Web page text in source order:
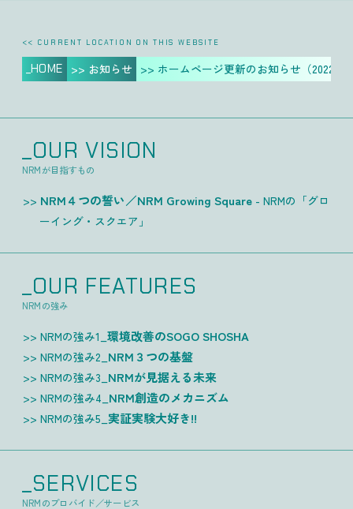
_HOME >> お知らせ >> ホームページ更新のお知らせ（2022年
<< CURRENT LOCATION ON THIS WEBSITE
_OUR VISION
NRMが目指すもの
NRM４つの誓い／NRM Growing Square - NRMの「グロ
ーイング・スクエア」
_OUR FEATURES
NRMの強み
NRMの強み1_環境改善のSOGO SHOSHA
NRMの強み2_ NRM３つの基盤
NRMの強み3_ NRMが見据える未来
NRMの強み4_ NRM創造のメカニズム
NRMの強み5_実証実験大好き!!
_SERVICES
NRMのプロバイド／サービス